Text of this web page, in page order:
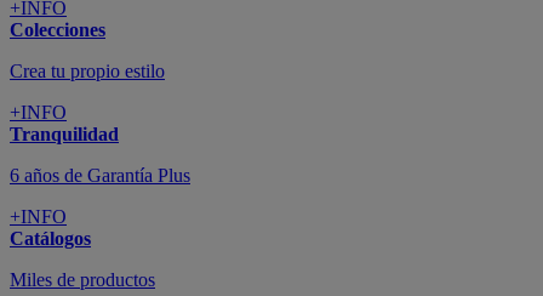
+INFO
Colecciones
Crea tu propio estilo
+INFO
Tranquilidad
6 años de Garantía Plus
+INFO
Catálogos
Miles de productos